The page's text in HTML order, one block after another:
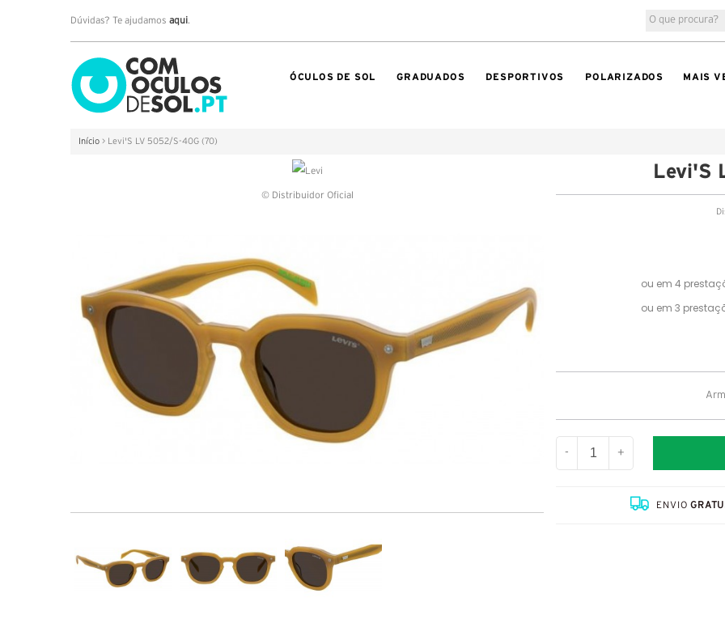
Dúvidas? Te ajudamos aqui.
ÓCULOS DE SOL GRADUADOS DESPORTIVOS POLARIZADOS MAIS
Início > Levi'S LV 5052/S-40G (70)
© Distribuidor Oficial
Levi'S
- +
ENVIO